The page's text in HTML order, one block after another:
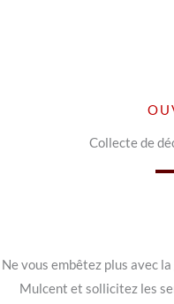
Collecte de
Ne vous embêtez plus avec
Mulcent et sollicitez les